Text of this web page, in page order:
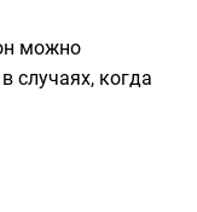
можно
случаях, когда